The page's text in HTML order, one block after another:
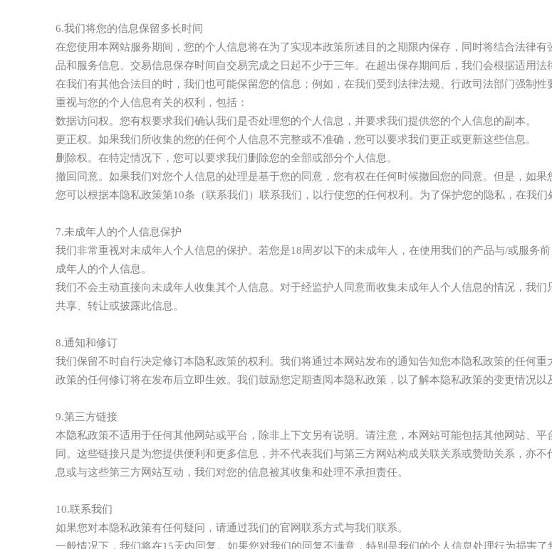
6.我们将您的信息保留多长时间
在您使用本网站服务期间，您的个人信息将在为了实现本政策所述目的之期限内保存，同时将结合法律
品和服务信息、交易信息保存时间自交易完成之日起不少于三年。在超出保存期间后，我们会根据适用法
在我们有其他合法目的时，我们也可能保留您的信息；例如，在我们受到法律法规、行政司法部门强制
重视与您的个人信息有关的权利，包括：
数据访问权。您有权要求我们确认我们是否处理您的个人信息，并要求我们提供您的个人信息的副本。
更正权。如果我们所收集的您的任何个人信息不完整或不准确，您可以要求我们更正或更新这些信息。
删除权。在特定情况下，您可以要求我们删除您的全部或部分个人信息。
撤回同意。如果我们对您个人信息的处理是基于您的同意，您有权在任何时候撤回您的同意。但是，如
您可以根据本隐私政策第10条（联系我们）联系我们，以行使您的任何权利。为了保护您的隐私，在我
7.未成年人的个人信息保护
我们非常重视对未成年人个人信息的保护。若您是18周岁以下的未成年人，在使用我们的产品与/或服务
成年人的个人信息。
我们不会主动直接向未成年人收集其个人信息。对于经监护人同意而收集未成年人个人信息的情况，我
共享、转让或披露此信息。
8.通知和修订
我们保留不时自行决定修订本隐私政策的权利。我们将通过本网站发布的通知告知您本隐私政策的任何
政策的任何修订将在发布后立即生效。我们鼓励您定期查阅本隐私政策，以了解本隐私政策的变更情况以
9.第三方链接
本隐私政策不适用于任何其他网站或平台，除非上下文另有说明。请注意，本网站可能包括其他网站、
同。这些链接只是为您提供便利和更多信息，并不代表我们与第三方网站构成关联关系或赞助关系，亦
息或与这些第三方网站互动，我们对您的信息被其收集和处理不承担责任。
10.联系我们
如果您对本隐私政策有任何疑问，请通过我们的官网联系方式与我们联系。
一般情况下，我们将在15天内回复。如果您对我们的回复不满意，特别是我们的个人信息处理行为损害